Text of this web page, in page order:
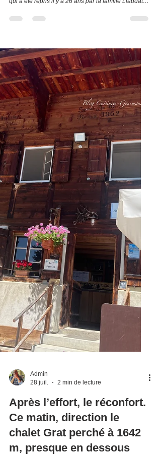
Après l’effort, le réconfort. Ce midi, direction la
qui a été repris il y a 26 ans par la famille Liaudat.
n’étais plus monté à la buvette « Le Vuipay ».
Avant, quand j’habitais en Veveyse, j’y montais
fréquemment, et notamment en famille. Habitant La
Gruyère depuis quelques années maintenant, je
suis plus enclin à visiter les buvettes autour de
Charmey. Mais ce retour m’a fait plai
Admin
28 juil.
2 min de lecture
Après l’effort, le réconfort.